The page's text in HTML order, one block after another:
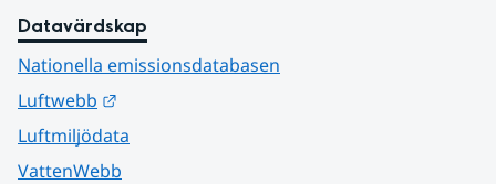
Datavärdskap
Nationella emissionsdatabasen
Luftwebb
Luftmiljödata
VattenWebb